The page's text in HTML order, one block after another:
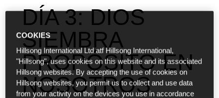
DÍA 3: DIOS
SIEMBRA
PROPÓSITO EN
NOSOTROS
COOKIES
Hillsong International Ltd atf Hillsong International,
"Hillsong", uses cookies on this website and its associated
Hillsong websites. By accepting the use of cookies on
Hillsong websites, you permit us to collect and use data
from your activity on the devices you use in accordance